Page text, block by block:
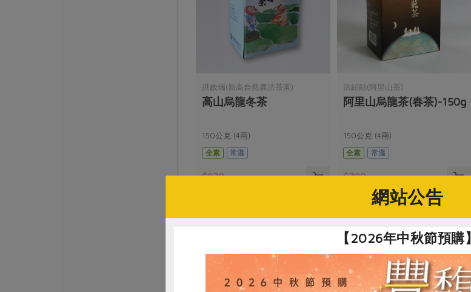
洪啟瑞(新高自然農法茶園)
高山烏龍冬茶
150公克 (4兩)
全素
常溫
$970
洪紹勛(阿里山茶)
阿里山烏龍茶(春茶)-150g
150公克 (4兩)
全素
常溫
$700
網站公告
【2026年中秋節預購】